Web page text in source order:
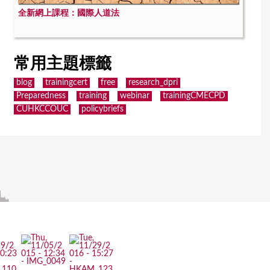
全新網上課程：國際人道法
常用主題標籤
blog trainingcert free
research_dpri
Preparedness
training webinar
trainingCMECPD
CUHKCCOUC
policybriefs